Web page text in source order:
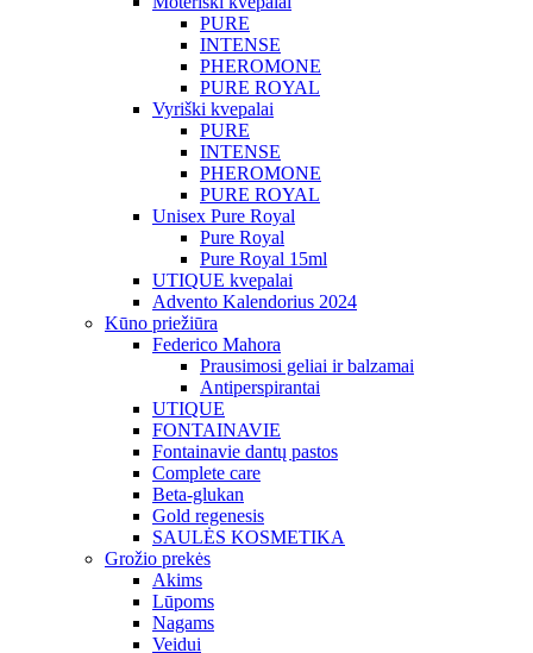
PURE
INTENSE
PHEROMONE
PURE ROYAL
Vyriški kvepalai
PURE
INTENSE
PHEROMONE
PURE ROYAL
Unisex Pure Royal
Pure Royal
Pure Royal 15ml
UTIQUE kvepalai
Advento Kalendorius 2024
Kūno priežiūra
Federico Mahora
Prausimosi geliai ir balzamai
Antiperspirantai
UTIQUE
FONTAINAVIE
Fontainavie dantų pastos
Complete care
Beta-glukan
Gold regenesis
SAULĖS KOSMETIKA
Grožio prekės
Akims
Lūpoms
Nagams
Veidui